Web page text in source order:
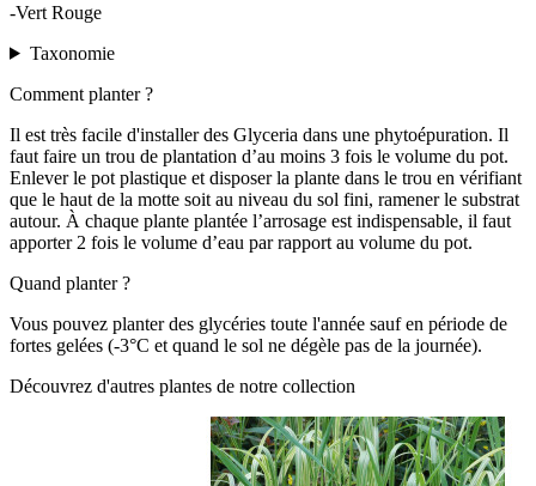
-Vert Rouge
Taxonomie
Comment planter ?
Il est très facile d'installer des Glyceria dans une phytoépuration. Il
faut faire un trou de plantation d’au moins 3 fois le volume du pot.
Enlever le pot plastique et disposer la plante dans le trou en vérifiant
que le haut de la motte soit au niveau du sol fini, ramener le substrat
autour. À chaque plante plantée l’arrosage est indispensable, il faut
apporter 2 fois le volume d’eau par rapport au volume du pot.
Quand planter ?
Vous pouvez planter des glycéries toute l'année sauf en période de
fortes gelées (-3°C et quand le sol ne dégèle pas de la journée).
Découvrez d'autres plantes de notre collection